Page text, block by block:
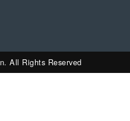
All Rights Reserved